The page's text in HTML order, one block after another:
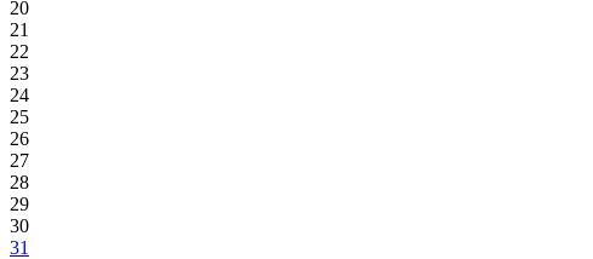
20
21
22
23
24
25
26
27
28
29
30
31